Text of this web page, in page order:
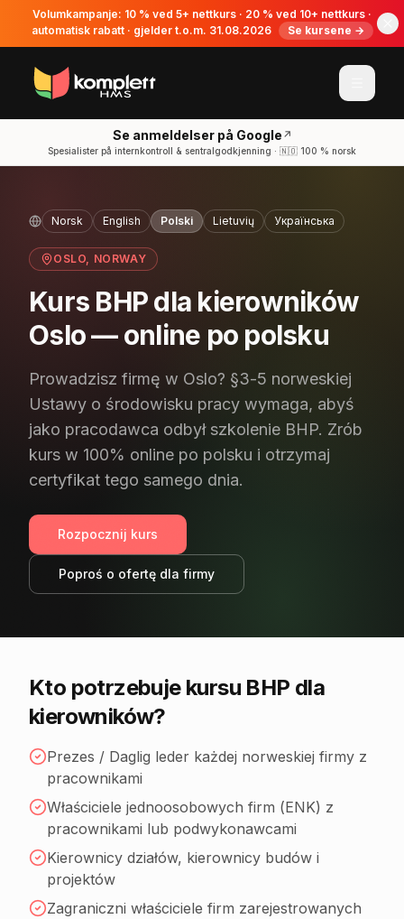
Volumkampanje: 10 % ved 5+ nettkurs · 20 % ved 10+ nettkurs ·
automatisk rabatt · gjelder t.o.m. 31.08.2026
Se kursene →
Se anmeldelser på Google ↗
Spesialister på internkontroll & sentralgodkjenning · 🇳🇴 100 % norsk
Norsk English Polski Lietuvių Українська
OSLO, NORWAY
Kurs BHP dla kierowników
Oslo — online po polsku
Prowadzisz firmę w Oslo? §3-5 norweskiej
Ustawy o środowisku pracy wymaga, abyś
jako pracodawca odbył szkolenie BHP. Zrób
kurs w 100% online po polsku i otrzymaj
certyfikat tego samego dnia.
Rozpocznij kurs
Poproś o ofertę dla firmy
Kto potrzebuje kursu BHP dla
kierowników?
Prezes / Daglig leder każdej norweskiej firmy z
pracownikami
Właściciele jednoosobowych firm (ENK) z
pracownikami lub podwykonawcami
Kierownicy działów, kierownicy budów i
projektów
Zagraniczni właściciele firm zarejestrowanych